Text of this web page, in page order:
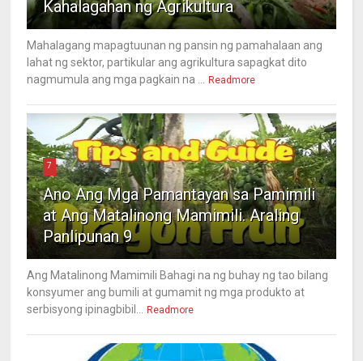
Kahalagahan ng Agrikultura
Mahalagang mapagtuunan ng pansin ng pamahalaan ang
lahat ng sektor, partikular ang agrikultura sapagkat dito
nagmumula ang mga pagkain na ...
Readmore
7
Ano Ang Mga Pamantayan sa Pamimili
at Ang Matalinong Mamimili. Araling
Panlipunan 9
Ang Matalinong Mamimili Bahagi na ng buhay ng tao bilang
konsyumer ang bumili at gumamit ng mga produkto at
serbisyong ipinagbibil...
Readmore